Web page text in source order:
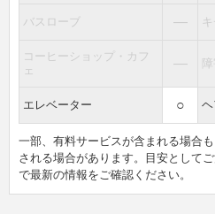
バスローブ ―
コーヒーショップ・カフ
ェ
―
エレベーター ○
一部、有料サービスが含まれる場合
される場合があります。目安として
で最新の情報をご確認ください。